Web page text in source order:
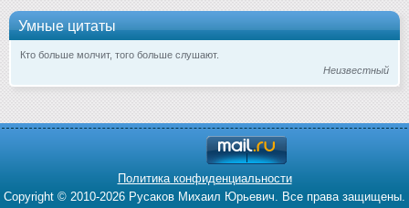
Умные цитаты
Кто больше молчит, того больше слушают.
Неизвестный
Политика конфиденциальности
Copyright © 2010-2026 Русаков Михаил Юрьевич. Все права защищены.